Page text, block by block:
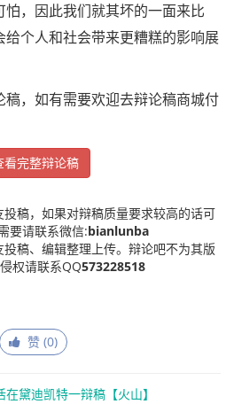
，因此我们就其坏的一面来比
个人和社会带来更糟糕的影响展
，如有需要欢迎去辩论稿商城付
看完整辩论稿
稿，如果对辩稿质量要求较高的话可
要请联系微信:bianlunba
稿、编辑整理上传。辩论吧不为其版
权请联系QQ573228518
赞 (0)
黛迪凯特一辩稿【火山】